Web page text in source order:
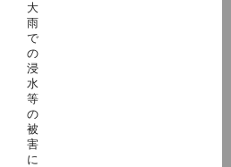
大
雨
で
の
浸
水
等
の
被
害
に